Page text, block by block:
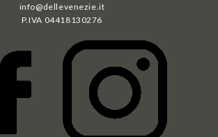
info@dellevenezie.it
P.IVA 04418130276